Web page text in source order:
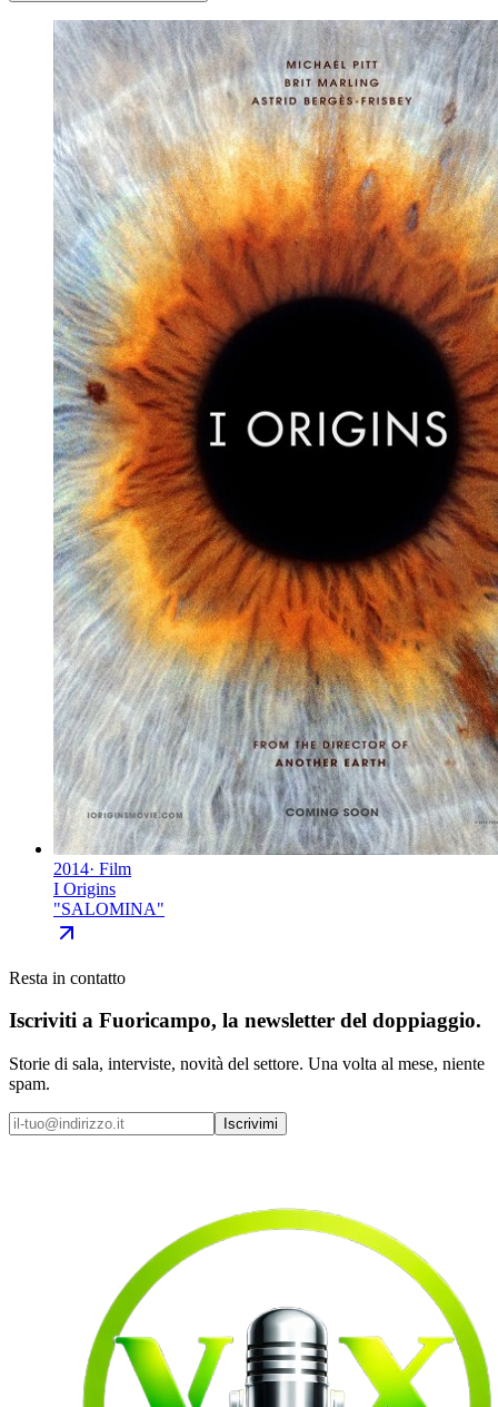
2014· Film
I Origins
"SALOMINA"
Resta in contatto
Iscriviti a Fuoricampo, la newsletter del doppiaggio.
Storie di sala, interviste, novità del settore. Una volta al mese, niente
spam.
Iscrivimi